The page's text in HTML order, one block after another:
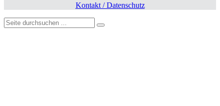
Kontakt / Datenschutz